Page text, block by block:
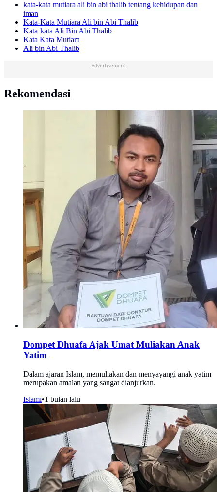
kata-kata mutiara ali bin abi thalib tentang kehidupan dan
iman
Kata-Kata Mutiara Ali bin Abi Thalib
Kata-kata Ali Bin Abi Thalib
Kata Kata Mutiara
Ali bin Abi Thalib
Advertisement
Rekomendasi
Dompet Dhuafa Ajak Umat Muliakan Anak
Yatim
Dalam ajaran Islam, memuliakan dan menyayangi anak yatim
merupakan amalan yang sangat dianjurkan.
Islami•1 bulan lalu